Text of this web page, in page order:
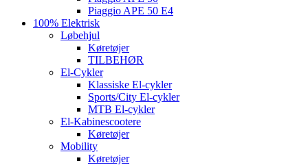
Piaggio APE 50 E4
100% Elektrisk
Løbehjul
Køretøjer
TILBEHØR
El-Cykler
Klassiske El-cykler
Sports/City El-cykler
MTB El-cykler
El-Kabinescootere
Køretøjer
Mobility
Køretøjer